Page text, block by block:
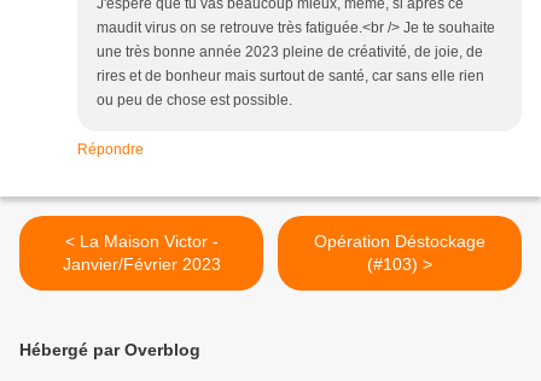
J'espère que tu vas beaucoup mieux, même, si après ce
maudit virus on se retrouve très fatiguée.<br /> Je te souhaite
une très bonne année 2023 pleine de créativité, de joie, de
rires et de bonheur mais surtout de santé, car sans elle rien
ou peu de chose est possible.
Répondre
< La Maison Victor -
Janvier/Février 2023
Opération Déstockage
(#103) >
Hébergé par Overblog